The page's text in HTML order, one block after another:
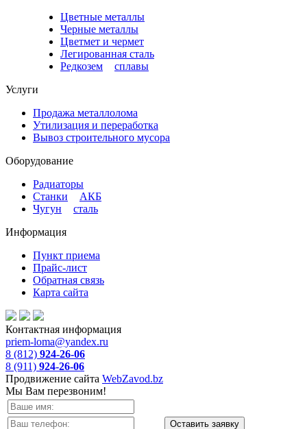
Цветные металлы
Черные металлы
Цветмет и чермет
Легированная сталь
Редкозем
сплавы
Услуги
Продажа металлолома
Утилизация и переработка
Вывоз строительного мусора
Оборудование
Радиаторы
Станки
АКБ
Чугун
сталь
Информация
Пункт приема
Прайс-лист
Обратная связь
Карта сайта
Контактная информация
priem-loma@yandex.ru
8 (812) 924-26-06
8 (911) 924-26-06
Продвижение сайта WebZavod.bz
Мы Вам перезвоним!